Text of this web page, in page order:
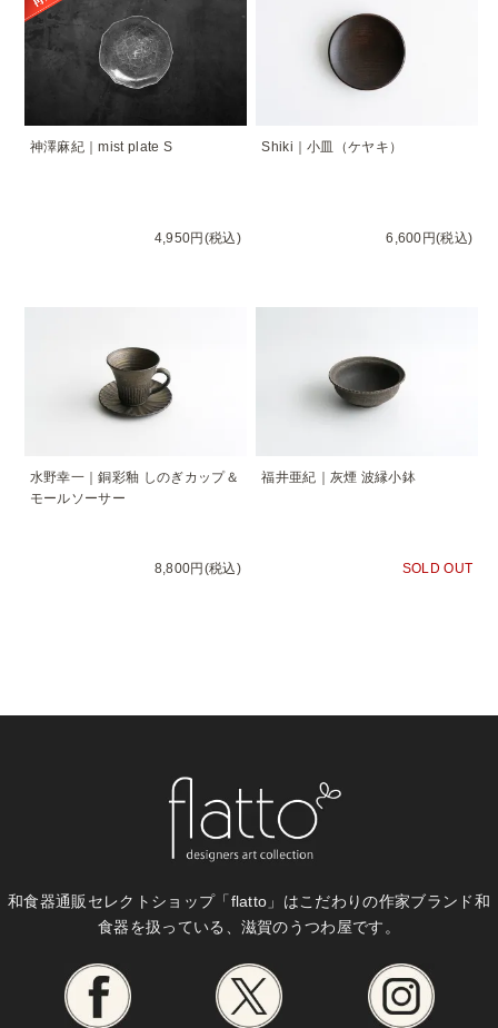
神澤麻紀｜mist plate S
4,950円(税込)
Shiki｜小皿（ケヤキ）
6,600円(税込)
水野幸一｜銅彩釉 しのぎカップ＆
モールソーサー
8,800円(税込)
福井亜紀｜灰煙 波縁小鉢
SOLD OUT
和食器通販セレクトショップ「flatto」はこだわりの作家ブランド和
食器を扱っている、滋賀のうつわ屋です。